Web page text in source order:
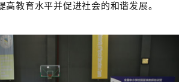
高教育水平并促进社会的和谐发展。